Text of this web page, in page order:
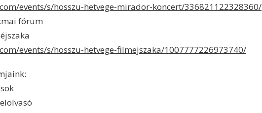
events/s/hosszu-hetvege-mirador-koncert/336821122328360/
fórum
events/s/hosszu-hetvege-filmejszaka/1007777226973740/